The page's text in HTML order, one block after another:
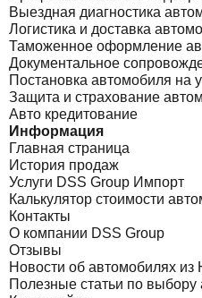
Выездная диагностика
Логистика и доставка
Таможенное оформление
Документальное
Постановка автомобиля на
Защита и страхование
Авто кредитование
Информация
Главная страница
История продаж
Услуги DSS Group Импорт
Калькулятор стоимости
Контакты
О компании DSS Group
Отзывы
Новости об автомобилях
Полезные статьи по выбору